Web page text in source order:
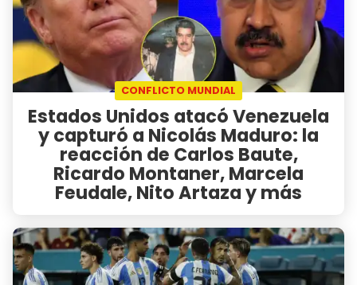
CONFLICTO MUNDIAL
Estados Unidos atacó Venezuela
y capturó a Nicolás Maduro: la
reacción de Carlos Baute,
Ricardo Montaner, Marcela
Feudale, Nito Artaza y más